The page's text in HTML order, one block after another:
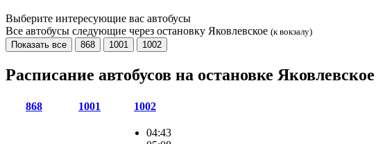
Выберите интересующие вас автобусы
Все автобусы следующие через остановку Яковлевское (к вокзалу)
Показать все
868 1001 1002
Расписание автобусов на остановке Яковлевское
868 1001 1002
04:43